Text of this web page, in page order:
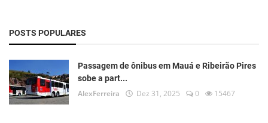
Contribua
Entrar
Registrar
POSTS POPULARES
Passagem de ônibus em Mauá e Ribeirão Pires
sobe a part...
AlexFerreira Dez 31, 2025 0 15467